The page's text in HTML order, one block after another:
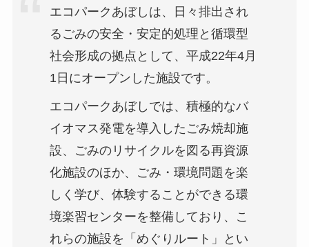
エコパークあぼしは、日々排出され
るごみの安全・安定的処理と循環型
社会形成の拠点として、平成22年4月
1日にオープンした施設です。
エコパークあぼしでは、積極的なバ
イオマス発電を導入したごみ焼却施
設、ごみのリサイクルを図る再資源
化施設のほか、ごみ・環境問題を楽
しく学び、体験することができる環
境楽習センターを整備しており、こ
れらの施設を「めぐりルート」とい